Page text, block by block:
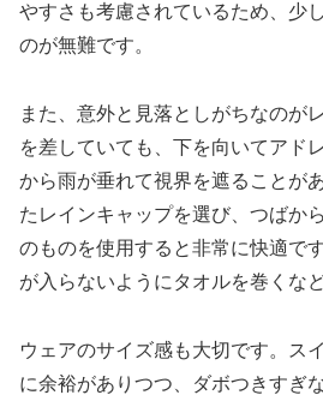
やすさも考慮されているため、少
のが無難です。
また、意外と見落としがちなのが
を差していても、下を向いてアド
から雨が垂れて視界を遮ることが
たレインキャップを選び、つばか
のものを使用すると非常に快適で
が入らないようにタオルを巻くな
ウェアのサイズ感も大切です。ス
に余裕がありつつ、ダボつきすぎ